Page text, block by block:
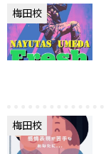
梅田校
梅田校